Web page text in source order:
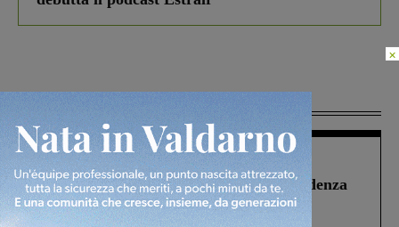
Figline Incisa Valdarno 1 Agosto 2026
Piscina di Figline finanziata oltre la scadenza
Pnrr, il gruppo di Fratelli d’Italia: “Un
ringraziamento al Governo”
×